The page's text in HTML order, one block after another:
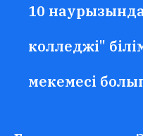
10
колледжі"
мекемесі